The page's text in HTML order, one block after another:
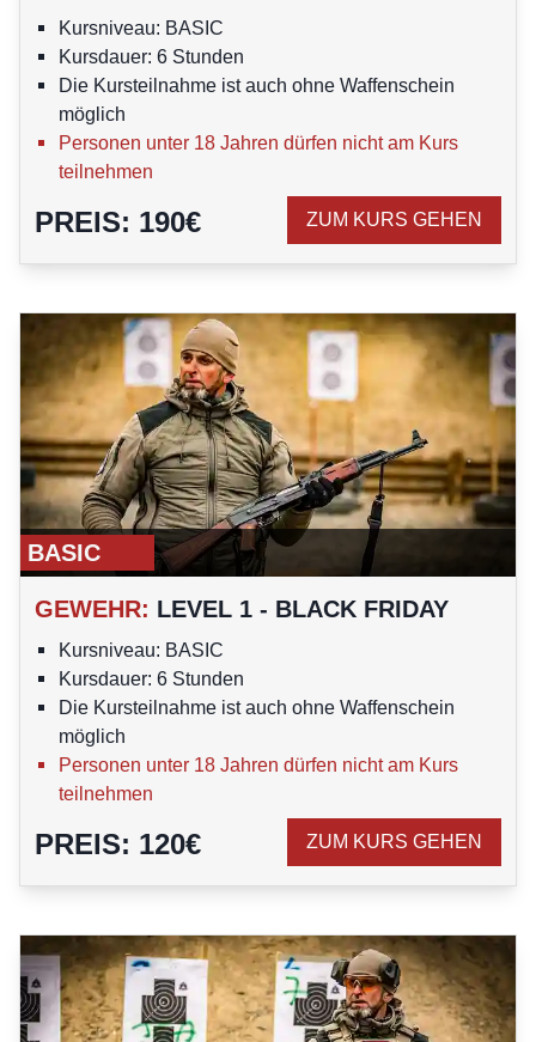
Kursniveau: BASIC
Kursdauer: 6 Stunden
Die Kursteilnahme ist auch ohne Waffenschein
möglich
Personen unter 18 Jahren dürfen nicht am Kurs
teilnehmen
PREIS: 190€ ZUM KURS GEHEN
BASIC
GEWEHR: LEVEL 1 - BLACK FRIDAY
Kursniveau: BASIC
Kursdauer: 6 Stunden
Die Kursteilnahme ist auch ohne Waffenschein
möglich
Personen unter 18 Jahren dürfen nicht am Kurs
teilnehmen
PREIS: 120€ ZUM KURS GEHEN